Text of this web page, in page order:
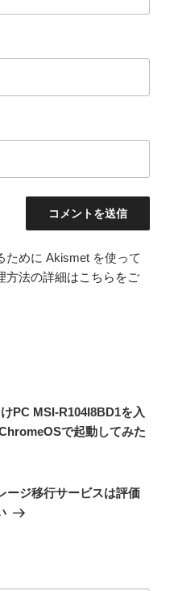
ために Akismet を使って
方法の詳細はこちらをご
PC MSI-R104I8BD1を入
で起動してみた
ージ移行サービスは評価